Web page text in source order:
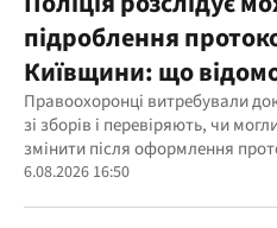
підроблення
Київщини: що
Правоохоронці витребували
зі зборів і перевіряють, чи
змінити після оформлення
6.08.2026 16:50